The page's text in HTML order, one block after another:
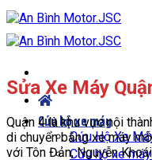
Bỏ
qua
nội
Cứu hộ xe máy
Cứu Hộ Xe
Cứu hộ xe
Sửa Xe Máy
Quận 4 là khu vực nội
di chuyển bằng xe máy
với Tôn Đản, Nguyễn